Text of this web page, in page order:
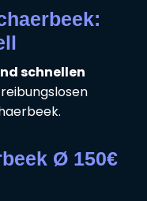
schnellen
Ø 150€